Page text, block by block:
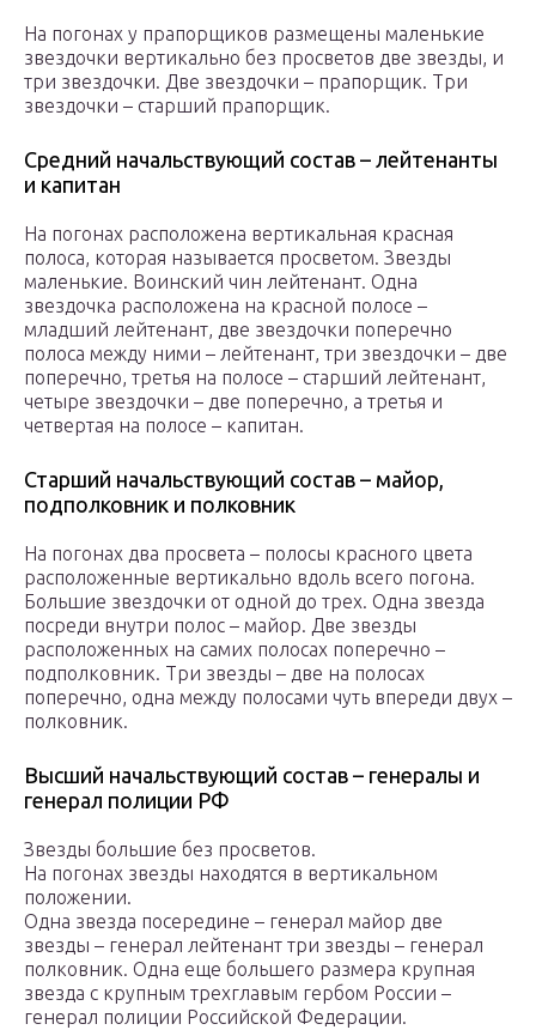
На погонах у прапорщиков размещены маленькие
звездочки вертикально без просветов две звезды, и
три звездочки. Две звездочки – прапорщик. Три
звездочки – старший прапорщик.
Средний начальствующий состав – лейтенанты
и капитан
На погонах расположена вертикальная красная
полоса, которая называется просветом. Звезды
маленькие. Воинский чин лейтенант. Одна
звездочка расположена на красной полосе –
младший лейтенант, две звездочки поперечно
полоса между ними – лейтенант, три звездочки – две
поперечно, третья на полосе – старший лейтенант,
четыре звездочки – две поперечно, а третья и
четвертая на полосе – капитан.
Старший начальствующий состав – майор,
подполковник и полковник
На погонах два просвета – полосы красного цвета
расположенные вертикально вдоль всего погона.
Большие звездочки от одной до трех. Одна звезда
посреди внутри полос – майор. Две звезды
расположенных на самих полосах поперечно –
подполковник. Три звезды – две на полосах
поперечно, одна между полосами чуть впереди двух –
полковник.
Высший начальствующий состав – генералы и
генерал полиции РФ
Звезды большие без просветов.
На погонах звезды находятся в вертикальном
положении.
Одна звезда посередине – генерал майор две
звезды – генерал лейтенант три звезды – генерал
полковник. Одна еще большего размера крупная
звезда с крупным трехглавым гербом России –
генерал полиции Российской Федерации.